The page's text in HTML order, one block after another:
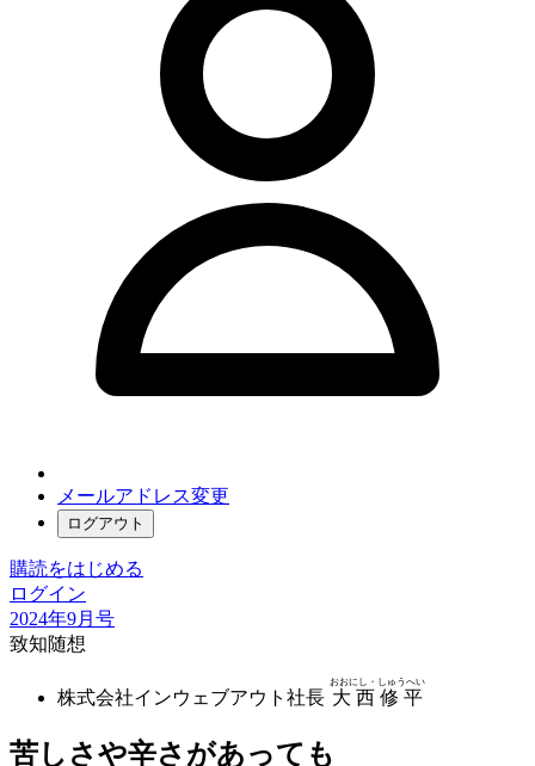
メールアドレス変更
ログアウト
購読をはじめる
ログイン
2024年9月号
致知随想
株式会社インウェブアウト社長 大西修平
おおにし・しゅうへい
苦しさや辛さがあっても